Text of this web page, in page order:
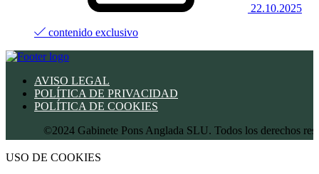
22.10.2025
contenido exclusivo
AVISO LEGAL
POLÍTICA DE PRIVACIDAD
POLÍTICA DE COOKIES
©2024 Gabinete Pons Anglada SLU. Todos los derechos
USO DE COOKIES